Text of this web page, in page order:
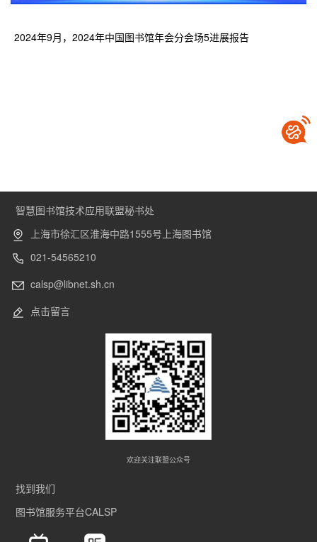
2024年9月，2024年中国图书馆年会分会场5进展报告
智慧图书馆技术应用联盟秘书处
上海市徐汇区淮海中路1555号上海图书馆
021-54565210
calsp@libnet.sh.cn
点击留言
欢迎关注联盟公众号
找到我们
图书馆服务平台CALSP